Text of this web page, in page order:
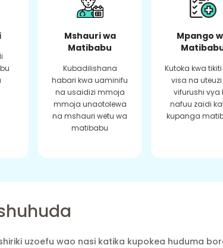
Mshauri wa
Matibabu
Kubadilishana
habari kwa uaminifu
na usaidizi mmoja
mmoja unaotolewa
na mshauri wetu wa
matibabu
Mpango
Kutoka kwa
visa na
vifurushi vya
nafuu zaidi
kupanga
uzoefu wao nasi katika kupokea huduma